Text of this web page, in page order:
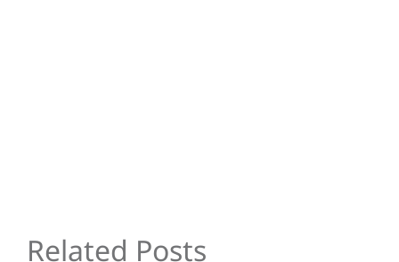
Related Posts